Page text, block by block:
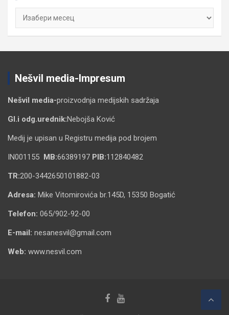
Архиве
Nešvil media-Impresum
Nešvil media-proizvodnja medijskih sadržaja
Gl.i odg.urednik:Nebojša Ković
Medij je upisan u Registru medija pod brojem
IN001155 MB:66389197 PIB:112840482
TR:200-3442650101882-03
Adresa: Mike Vitomirovića br.145D, 15350 Bogatić
Telefon: 065/902-92-00
E-mail: nesanesvil@gmail.com
Web: www.nesvil.com